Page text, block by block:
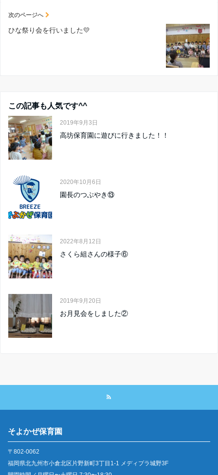
次のページへ
ひな祭り会を行いました💛
この記事も人気です^^
2019年9月3日
高坊保育園に遊びに行きました！！
2020年10月6日
園長のつぶやき⑬
2022年8月12日
さくら組さんの様子⑥
2019年9月20日
お月見会をしました②
そよかぜ保育園
〒802-0062
福岡県北九州市小倉北区片野新町3丁目1-1 メディプラ城野3F